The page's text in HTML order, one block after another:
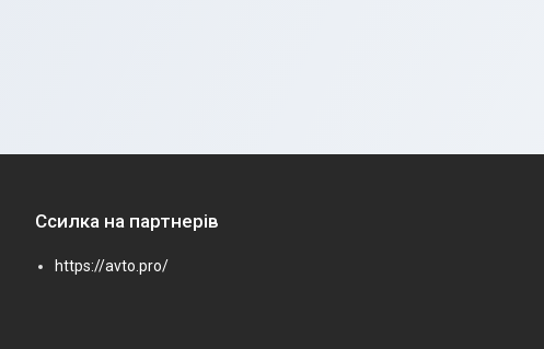
Ссилка на партнерів
https://avto.pro/